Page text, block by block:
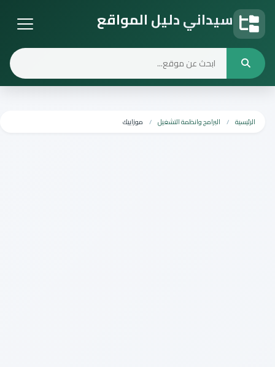
سيداني دليل المواقع
الرئيسية البرامج وانظمة التشغيل موزاييك